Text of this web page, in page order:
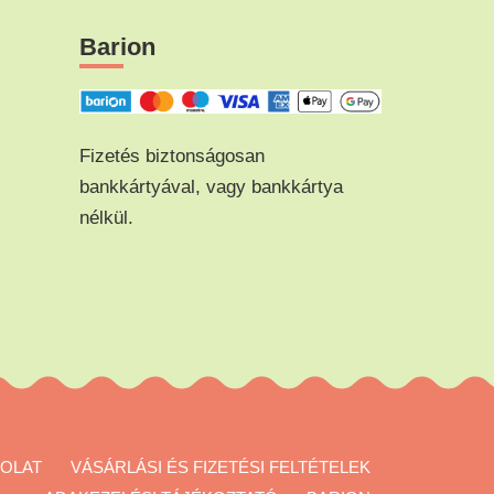
Barion
Fizetés biztonságosan
bankkártyával, vagy bankkártya
nélkül.
VÁSÁRLÁSI ÉS FIZETÉSI FELTÉTELEK